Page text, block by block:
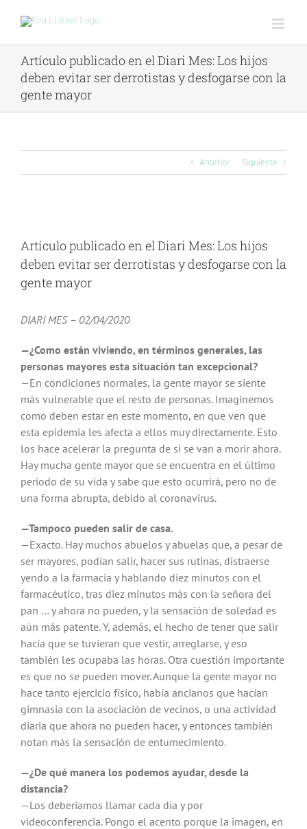
Artículo publicado en el Diari Mes: Los hijos
deben evitar ser derrotistas y desfogarse con la
gente mayor
Anterior Siguiente
más
grande
Artículo publicado en el Diari Mes: Los hijos
deben evitar ser derrotistas y desfogarse con la
gente mayor
DIARI MES – 02/04/2020
—¿Como están viviendo, en términos generales, las
personas mayores esta situación tan excepcional?
—En condiciones normales, la gente mayor se siente
más vulnerable que el resto de personas. Imaginemos
como deben estar en este momento, en que ven que
esta epidemia les afecta a ellos muy directamente. Esto
los hace acelerar la pregunta de si se van a morir ahora.
Hay mucha gente mayor que se encuentra en el último
periodo de su vida y sabe que esto ocurrirá, pero no de
una forma abrupta, debido al coronavirus.
—Tampoco pueden salir de casa.
—Exacto. Hay muchos abuelos y abuelas que, a pesar de
ser mayores, podían salir, hacer sus rutinas, distraerse
yendo a la farmacia y hablando diez minutos con el
farmacéutico, tras diez minutos más con la señora del
pan … y ahora no pueden, y la sensación de soledad es
aún más patente. Y, además, el hecho de tener que salir
hacía que se tuvieran que vestir, arreglarse, y eso
también les ocupaba las horas. Otra cuestión importante
es que no se pueden mover. Aunque la gente mayor no
hace tanto ejercicio físico, había ancianos que hacían
gimnasia con la asociación de vecinos, o una actividad
diaria que ahora no pueden hacer, y entonces también
notan más la sensación de entumecimiento.
—¿De qué manera los podemos ayudar, desde la
distancia?
—Los deberíamos llamar cada día y por
videoconferencia. Pongo el acento porque la imagen, en